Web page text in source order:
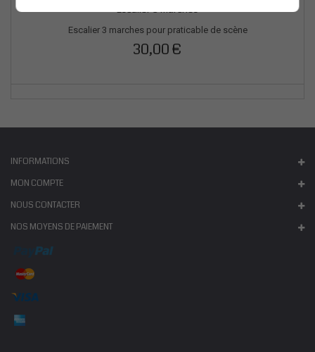
Escalier 3 marches
Escalier 3 marches pour praticable de scène
30,00 €
INFORMATIONS
MON COMPTE
NOUS CONTACTER
NOS MOYENS DE PAIEMENT